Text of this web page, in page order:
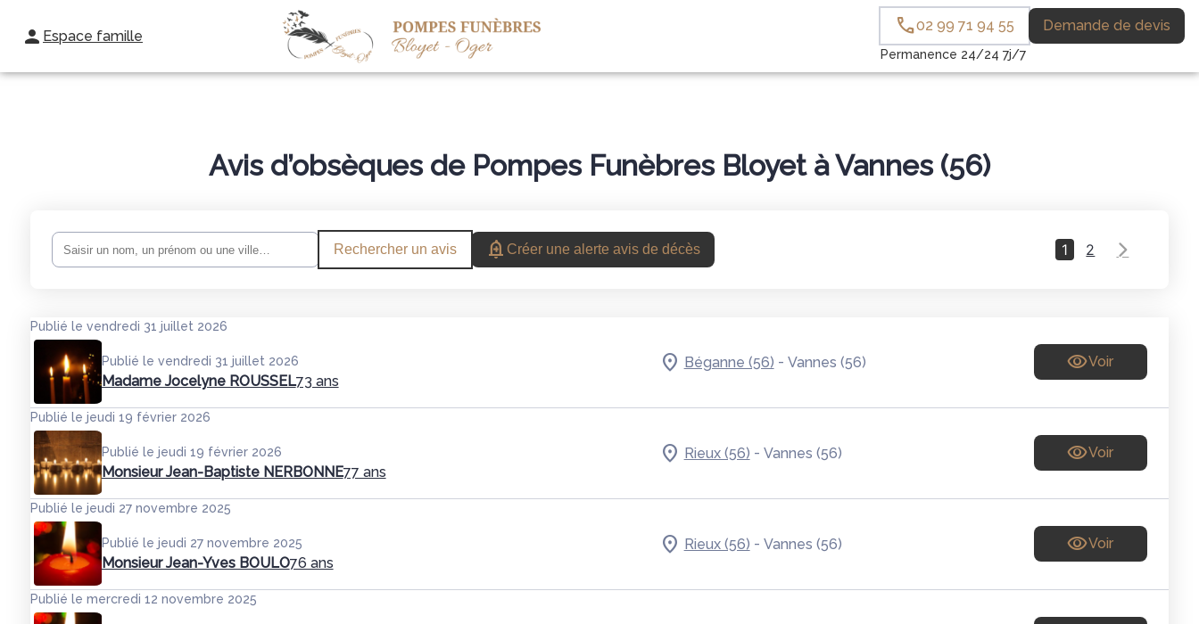
Espace famille
Permanence 24/24 7j/7
02 99 71 94 55 Demande de devis
NOS AGENCES NOS SERVICES MONUMENTS FUNÉRAIRESESPACES HOMMAGES
Avis d’obsèques de Pompes Funèbres Bloyet à Vannes (56)
Rechercher un avis Créer une alerte avis de décès 1 2
Publié le vendredi 31 juillet 2026
Publié le vendredi 31 juillet 2026
Madame Jocelyne ROUSSEL73 ans
Béganne (56) - Vannes (56) Voir
Publié le jeudi 19 février 2026
Publié le jeudi 19 février 2026
Monsieur Jean-Baptiste NERBONNE77 ans
Rieux (56) - Vannes (56) Voir
Publié le jeudi 27 novembre 2025
Publié le jeudi 27 novembre 2025
Monsieur Jean-Yves BOULO76 ans
Rieux (56) - Vannes (56) Voir
Publié le mercredi 12 novembre 2025